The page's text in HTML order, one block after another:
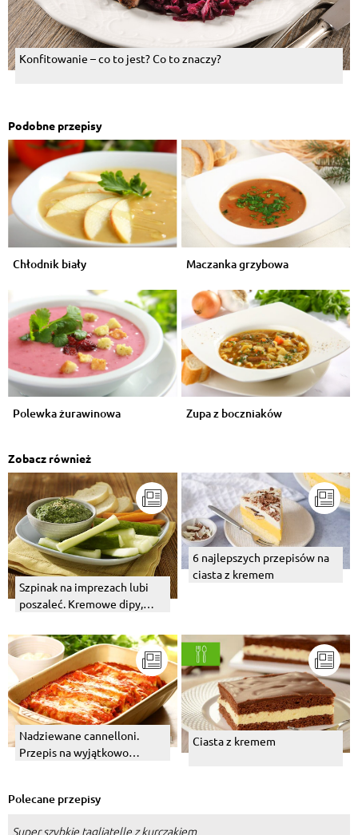
Konfitowanie – co to jest? Co to znaczy?
Podobne przepisy
Chłodnik biały Maczanka grzybowa
Polewka żurawinowa Zupa z boczniaków
Zobacz również
Szpinak na imprezach lubi
poszaleć. Kremowe dipy,
6 najlepszych przepisów na
ciasta z kremem
Nadziewane cannelloni.
Przepis na wyjątkowo
Ciasta z kremem
Polecane przepisy
Super szybkie tagliatelle z kurczakiem